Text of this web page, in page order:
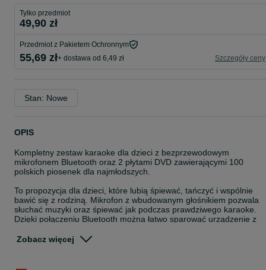
Tylko przedmiot
49,90 zł
Przedmiot z Pakietem Ochronnym
55,69 zł+ dostawa od 6,49 zł Szczegóły ceny
Stan: Nowe
OPIS
Kompletny zestaw karaoke dla dzieci z bezprzewodowym
mikrofonem Bluetooth oraz 2 płytami DVD zawierającymi 100
polskich piosenek dla najmłodszych.
To propozycja dla dzieci, które lubią śpiewać, tańczyć i wspólnie
bawić się z rodziną. Mikrofon z wbudowanym głośnikiem pozwala
słuchać muzyki oraz śpiewać jak podczas prawdziwego karaoke.
Dzięki połączeniu Bluetooth można łatwo sparować urządzenie z
Zobacz więcej